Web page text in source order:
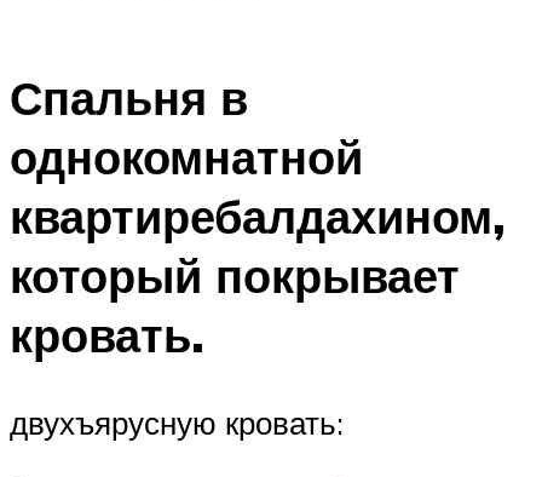
Спальня в
однокомнатной
квартиребалдахином,
который покрывает
кровать.
двухъярусную кровать: